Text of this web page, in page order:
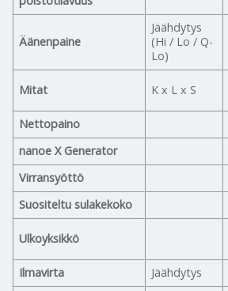
Äänenpaine
Jäähdytys
(Hi / Lo / Q-
Lo)
Mitat K x L x S
Nettopaino
nanoe X Generator
Virransyöttö
Suositeltu sulakekoko
Ulkoyksikkö
Ilmavirta
Jäähdytys